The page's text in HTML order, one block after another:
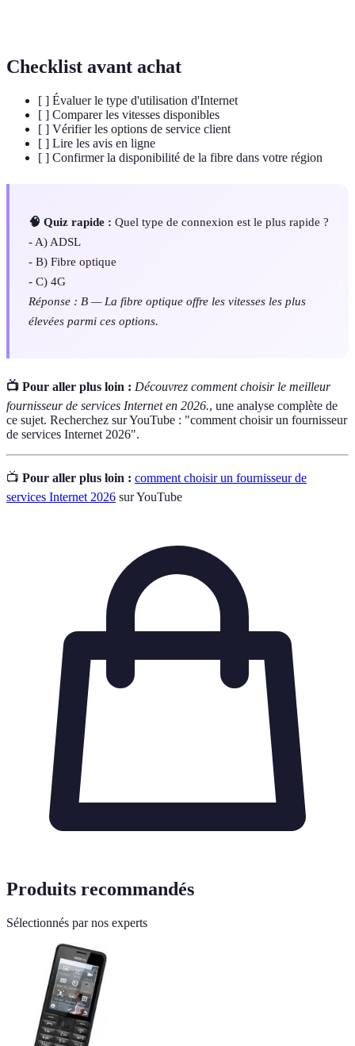
Checklist avant achat
[ ] Évaluer le type d'utilisation d'Internet
[ ] Comparer les vitesses disponibles
[ ] Vérifier les options de service client
[ ] Lire les avis en ligne
[ ] Confirmer la disponibilité de la fibre dans votre région
🧠 Quiz rapide : Quel type de connexion est le plus rapide ?
- A) ADSL
- B) Fibre optique
- C) 4G
Réponse : B — La fibre optique offre les vitesses les plus
élevées parmi ces options.
📺 Pour aller plus loin : Découvrez comment choisir le meilleur
fournisseur de services Internet en 2026., une analyse complète de
ce sujet. Recherchez sur YouTube : "comment choisir un fournisseur
de services Internet 2026".
📺 Pour aller plus loin : comment choisir un fournisseur de
services Internet 2026 sur YouTube
Produits recommandés
Sélectionnés par nos experts